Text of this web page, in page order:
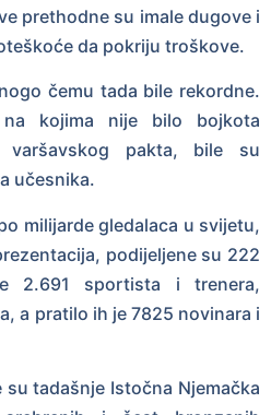
prethodne su imale dugove i
da pokriju troškove.
čemu tada bile rekordne.
kojima nije bilo bojkota
varšavskog pakta, bile su
učesnika.
milijarde gledalaca u svijetu,
podijeljene su 222
2.691 sportista i trenera,
a pratilo ih je 7825 novinara i
tadašnje Istočna Njemačka